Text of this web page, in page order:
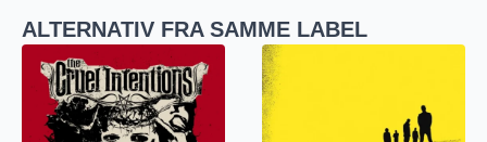
ALTERNATIV FRA SAMME LABEL